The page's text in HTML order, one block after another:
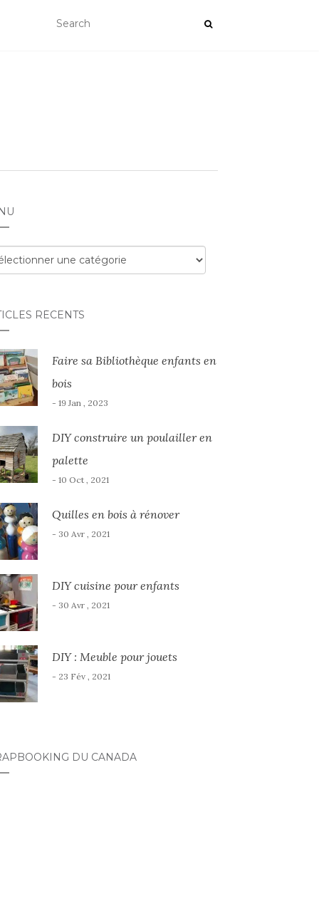
RÉCENTS
Faire sa Bibliothèque enfants en
bois
- 19 Jan , 2023
DIY construire un poulailler en
palette
- 10 Oct , 2021
Quilles en bois à rénover
- 30 Avr , 2021
DIY cuisine pour enfants
- 30 Avr , 2021
DIY : Meuble pour jouets
- 23 Fév , 2021
DU CANADA